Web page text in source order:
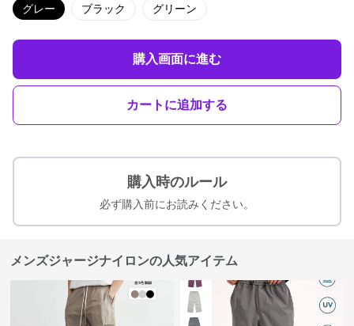
グレー ブラック グリーン
購入画面に進む
カートに追加する
購入時のルール
必ず購入前にお読みください。
メンズジャージナイロンの人気アイテム